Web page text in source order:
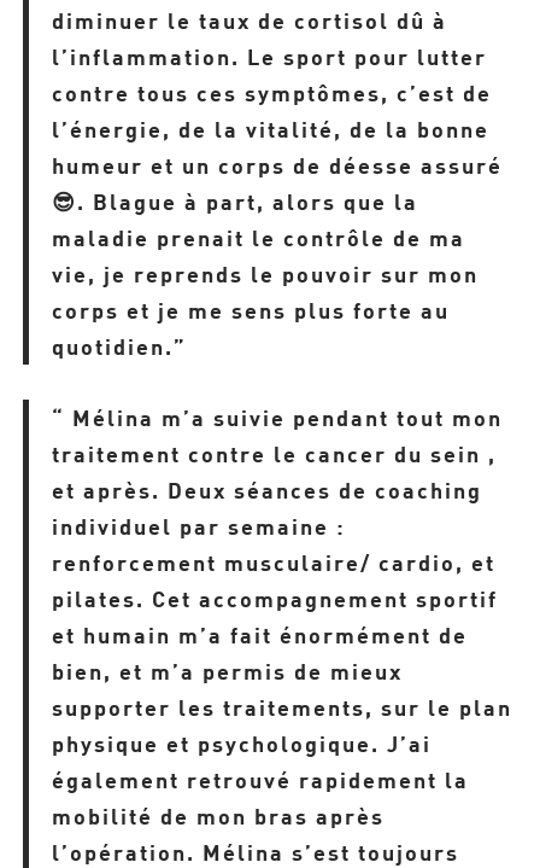
diminuer le taux de cortisol dû à
l’inflammation. Le sport pour lutter
contre tous ces symptômes, c’est de
l’énergie, de la vitalité, de la bonne
humeur et un corps de déesse assuré
😎. Blague à part, alors que la
maladie prenait le contrôle de ma
vie, je reprends le pouvoir sur mon
corps et je me sens plus forte au
quotidien.”
“ Mélina m’a suivie pendant tout mon
traitement contre lecancer du sein ,
et après. Deux séances de coaching
individuel par semaine :
renforcement musculaire/ cardio, et
pilates. Cet accompagnement sportif
et humain m’a fait énormément de
bien, et m’a permis de mieux
supporter les traitements, sur le plan
physique et psychologique. J’ai
également retrouvé rapidement la
mobilité de mon bras après
l’opération. Mélina s’est toujours